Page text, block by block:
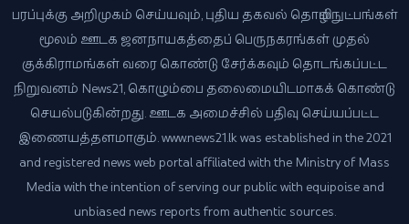
பரப்புக்கு அறிமுகம் செய்யவும், புதிய தகவல் தொழில்நுட்பங்கள்
மூலம் ஊடக ஜனநாயகத்தைப் பெருநகரங்கள் முதல்
குக்கிராமங்கள் வரை கொண்டு சேர்க்கவும் தொடங்கப்பட்ட
நிறுவனம் News21, கொழும்பை தலைமையிடமாகக் கொண்டு
செயல்படுகின்றது. ஊடக அமைச்சில் பதிவு செய்யப்பட்ட
இணையத்தளமாகும். www.news21.lk was established in the 2021
and registered news web portal affiliated with the Ministry of Mass
Media with the intention of serving our public with equipoise and
unbiased news reports from authentic sources.